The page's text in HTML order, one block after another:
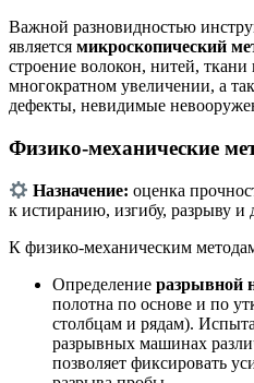
Важной разновидностью
является микроскопический
строение волокон, нитей,
многократном увеличении, а
дефекты, невидимые
Физико-механические
Назначение: оценка
к истиранию, изгибу, разрыву и
К физико-механическим
Определение разрывной
полотна по основе и по
столбцам и рядам).
разрывных машинах
позволяет фиксировать